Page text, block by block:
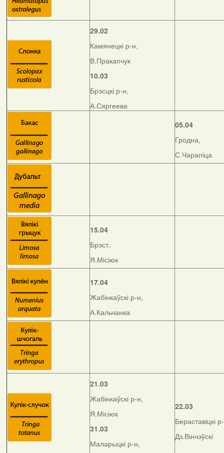
29.02
Камянецкі р-н,
В.Пракапчук
10.03
Брэсцкі р-н,
А.Сяргеева
05.04
Гродна,
С.Чарапіца
15.04
Брэст,
Я.Місіюк
17.04
Жабінкаўскі р-н,
А.Кальчанка
21.03
Жабінкаўскі р-н,
Я.Місіюк
31.03
Маларыцкі р-н,
22.03
Бераставіцкі
Дз.Вінчэўскі